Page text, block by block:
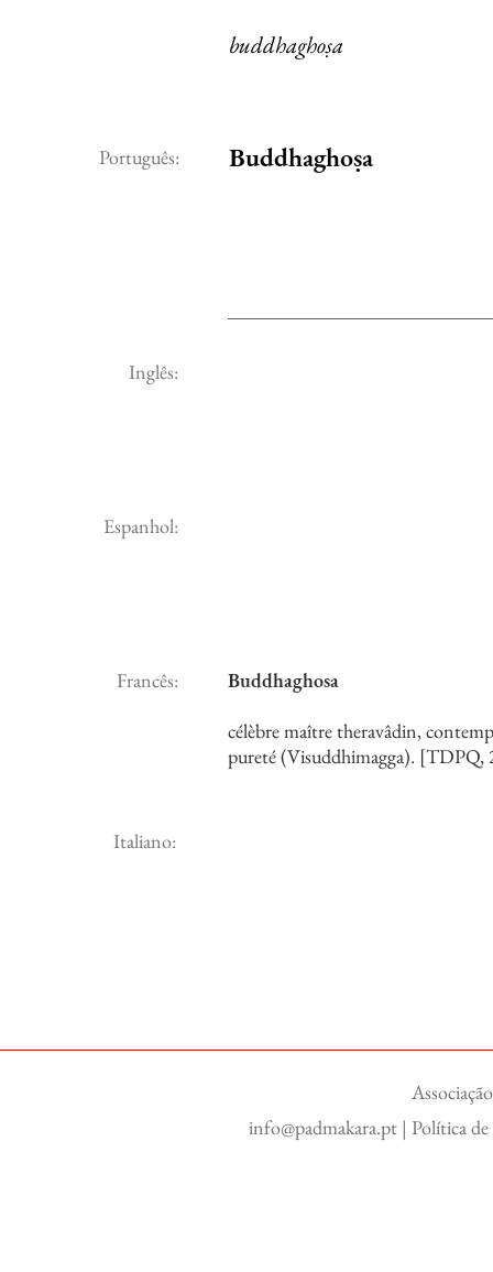
buddhaghoṣa
Português: Buddhaghoṣa
Inglês:
Espanhol:
Francês:
Buddhaghosa
célèbre maître theravâdin,
pureté (Visuddhimagga). [TDPQ,
Italiano:
info@padmakara.pt | Política